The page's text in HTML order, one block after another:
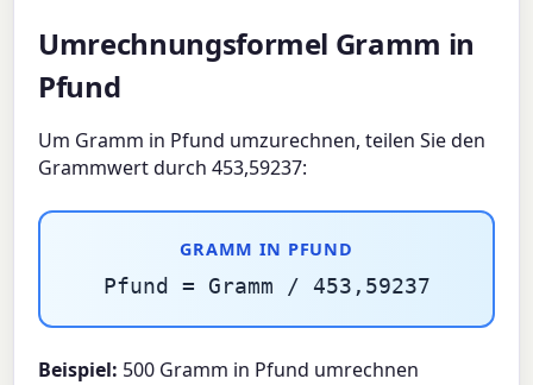
Umrechnungsformel Gramm in
Pfund
Um Gramm in Pfund umzurechnen, teilen Sie den
Grammwert durch 453,59237:
GRAMM IN PFUND
Pfund = Gramm / 453,59237
Beispiel: 500 Gramm in Pfund umrechnen